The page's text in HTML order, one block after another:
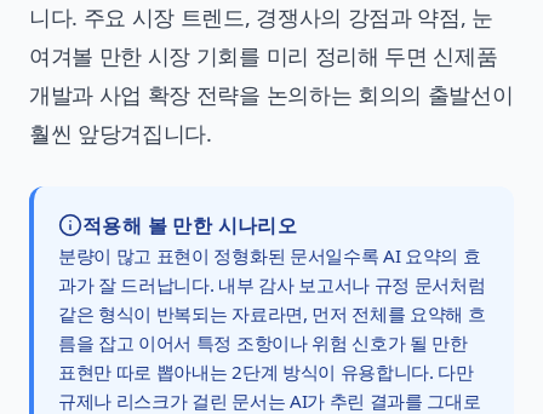
니다. 주요 시장 트렌드, 경쟁사의 강점과 약점, 눈
여겨볼 만한 시장 기회를 미리 정리해 두면 신제품
개발과 사업 확장 전략을 논의하는 회의의 출발선이
훨씬 앞당겨집니다.
적용해 볼 만한 시나리오
분량이 많고 표현이 정형화된 문서일수록 AI 요약의 효
과가 잘 드러납니다. 내부 감사 보고서나 규정 문서처럼
같은 형식이 반복되는 자료라면, 먼저 전체를 요약해 흐
름을 잡고 이어서 특정 조항이나 위험 신호가 될 만한
표현만 따로 뽑아내는 2단계 방식이 유용합니다. 다만
규제나 리스크가 걸린 문서는 AI가 추린 결과를 그대로